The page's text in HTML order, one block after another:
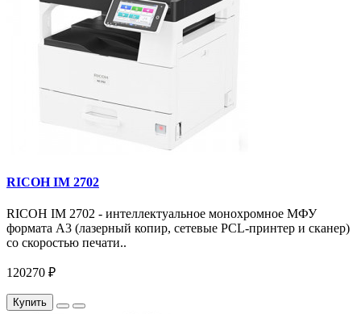
RICOH IM 2702
RICOH IM 2702 - интеллектуальное монохромное МФУ
формата А3 (лазерный копир, сетевые PCL-принтер и сканер)
со скоростью печати..
120270 ₽
Купить